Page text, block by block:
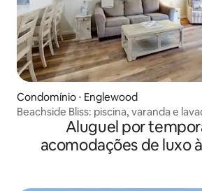
Condomínio ⋅ Englewood
Beachside Bliss: piscina, varanda e
Aluguel por
acomodações de luxo